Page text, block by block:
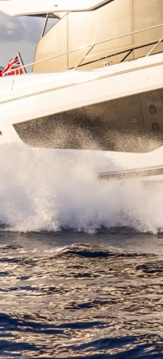
Information
Standort Karte
Kontakt
Cookies